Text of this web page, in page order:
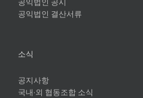
공익법인 공시
공익법인 결산서류
소식
공지사항
국내·외 협동조합 소식